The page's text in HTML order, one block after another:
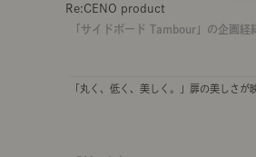
Re:CENO product
「サイドボード Tambour」の企画経
「丸く、低く、美しく。」扉の美しさが